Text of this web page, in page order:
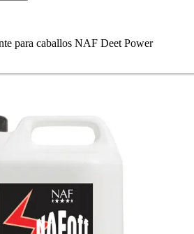
para caballos NAF Deet Power